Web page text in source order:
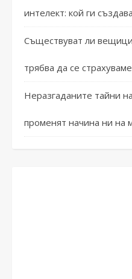
интелект: кой ги
Съществуват ли
трябва да се
Неразгаданите тайни
променят начина ни на